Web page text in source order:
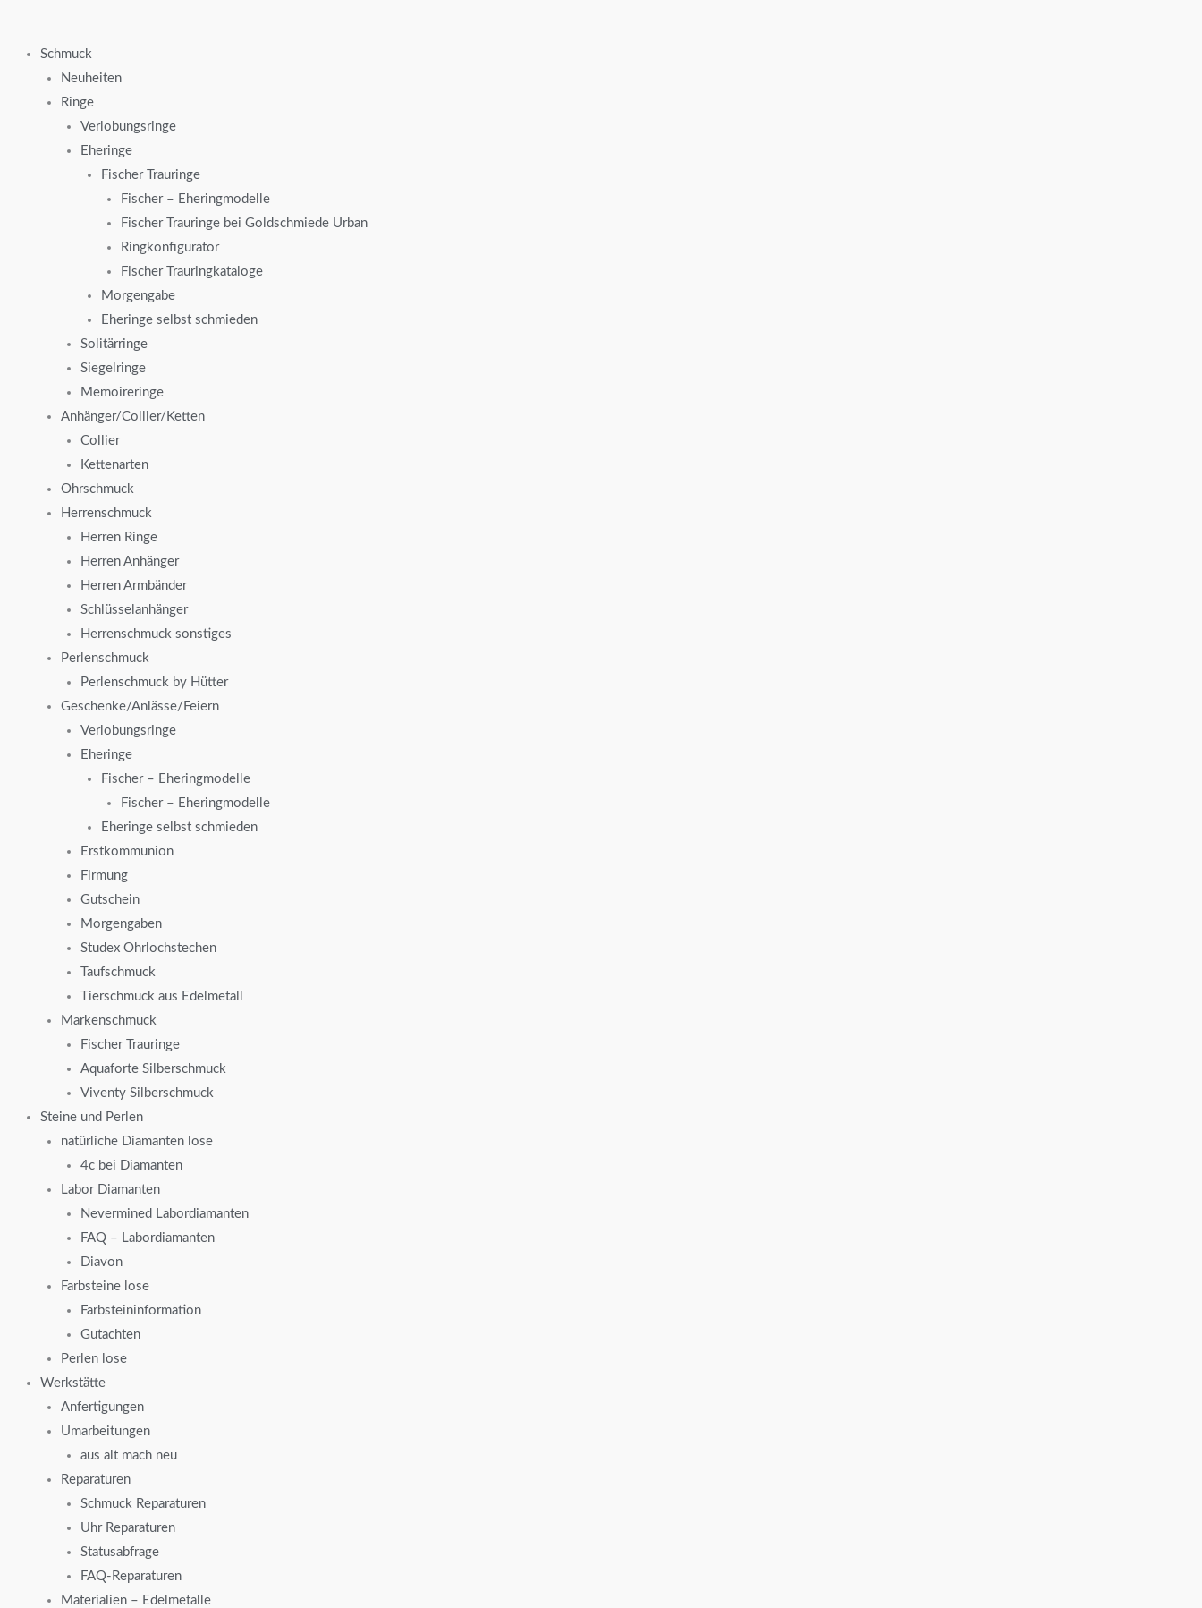
springenSchmuck
Neuheiten
Ringe
Verlobungsringe
Eheringe
Fischer Trauringe
Fischer – Eheringmodelle
Fischer Trauringe bei Goldschmiede Urban
Ringkonfigurator
Fischer Trauringkataloge
Morgengabe
Eheringe selbst schmieden
Solitärringe
Siegelringe
Memoireringe
Anhänger/Collier/Ketten
Collier
Kettenarten
Ohrschmuck
Herrenschmuck
Herren Ringe
Herren Anhänger
Herren Armbänder
Schlüsselanhänger
Herrenschmuck sonstiges
Perlenschmuck
Perlenschmuck by Hütter
Geschenke/Anlässe/Feiern
Verlobungsringe
Eheringe
Fischer – Eheringmodelle
Fischer – Eheringmodelle
Eheringe selbst schmieden
Erstkommunion
Firmung
Gutschein
Morgengaben
Studex Ohrlochstechen
Taufschmuck
Tierschmuck aus Edelmetall
Markenschmuck
Fischer Trauringe
Aquaforte Silberschmuck
Viventy Silberschmuck
Steine und Perlen
natürliche Diamanten lose
4c bei Diamanten
Labor Diamanten
Nevermined Labordiamanten
FAQ – Labordiamanten
Diavon
Farbsteine lose
Farbsteininformation
Gutachten
Perlen lose
Werkstätte
Anfertigungen
Umarbeitungen
aus alt mach neu
Reparaturen
Schmuck Reparaturen
Uhr Reparaturen
Statusabfrage
FAQ-Reparaturen
Materialien – Edelmetalle